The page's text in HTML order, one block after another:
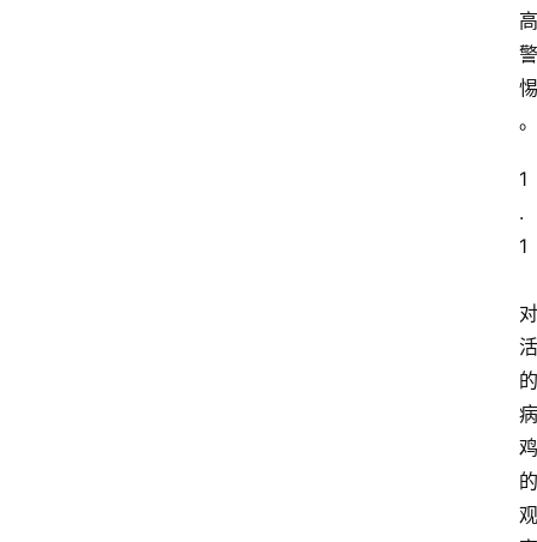
高
警
惕
。
1
.
1
对
活
的
病
鸡
的
观